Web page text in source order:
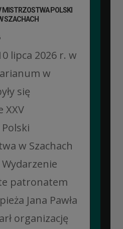
MISTRZOSTWA POLSKI
SZACHACH
lipca 2026 r. w
w
się
XXV
w Szachach
patronatem
Jana Pawła
organizację